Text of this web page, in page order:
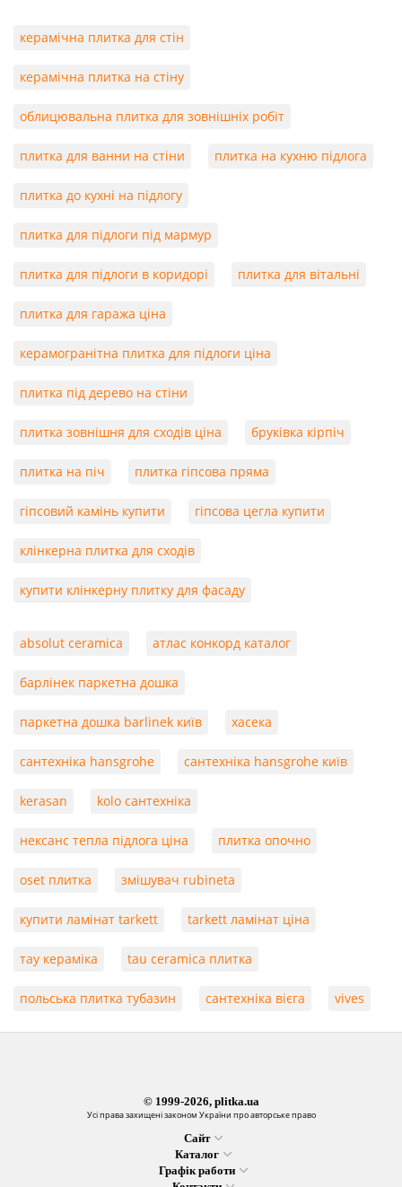
керамічна плитка для стін
керамічна плитка на стіну
облицювальна плитка для зовнішніх робіт
плитка для ванни на стіни плитка на кухню підлога
плитка до кухні на підлогу
плитка для підлоги під мармур
плитка для підлоги в коридорі плитка для вітальні
плитка для гаража ціна
керамогранітна плитка для підлоги ціна
плитка під дерево на стіни
плитка зовнішня для сходів ціна бруківка кірпіч
плитка на піч плитка гіпсова пряма
гіпсовий камінь купити гіпсова цегла купити
клінкерна плитка для сходів
купити клінкерну плитку для фасаду
absolut ceramica атлас конкорд каталог
барлінек паркетна дошка
паркетна дошка barlinek київ хасека
сантехніка hansgrohe сантехніка hansgrohe київ
kerasan kolo сантехніка
нексанс тепла підлога ціна плитка опочно
oset плитка змішувач rubineta
купити ламінат tarkett tarkett ламінат ціна
тау кераміка tau ceramica плитка
польська плитка тубазин сантехніка вієга vives
© 1999-2026, plitka.ua
Усі права захищені законом України про авторське право
Сайт
Каталог
Графік работи